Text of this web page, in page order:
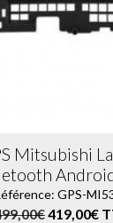
Mitsubishi
caméra de
GPS-
419,00€